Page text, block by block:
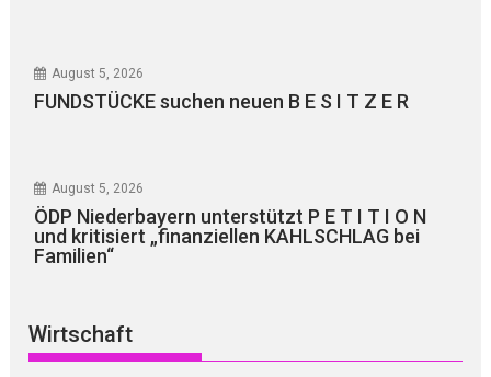
August 5, 2026
FUNDSTÜCKE suchen neuen B E S I T Z E R
August 5, 2026
ÖDP Niederbayern unterstützt P E T I T I O N
und kritisiert „finanziellen KAHLSCHLAG bei
Familien“
Wirtschaft